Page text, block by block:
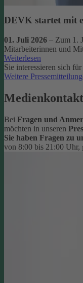
DEVK startet mit
01. Juli 2026 – Zum 1.
Mitarbeiterinnen und
Weiterlesen
Sie interessieren sich für
Weitere
Medienkontakt
Bei Fragen und
möchten in unseren
Sie haben Fragen zu
von 8:00 bis 21:00 Uhr,